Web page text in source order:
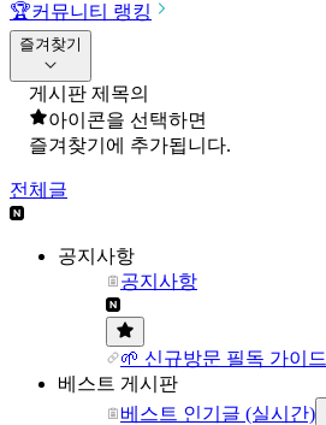
🏆커뮤니티 랭킹
즐겨찾기
게시판 제목의
아이콘을 선택하면
즐겨찾기에 추가됩니다.
전체글
공지사항
공지사항
🌱 신규방문 필독 가이드
베스트 게시판
베스트 인기글 (실시간)